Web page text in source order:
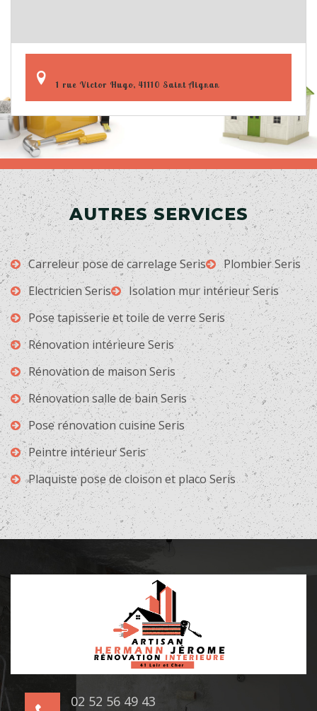
1 rue Victor Hugo, 41110 Saint Aignan
AUTRES SERVICES
Carreleur pose de carrelage Seris
Plombier Seris
Electricien Seris
Isolation mur intérieur Seris
Pose tapisserie et toile de verre Seris
Rénovation intérieure Seris
Rénovation de maison Seris
Rénovation salle de bain Seris
Pose rénovation cuisine Seris
Peintre intérieur Seris
Plaquiste pose de cloison et placo Seris
02 52 56 49 43